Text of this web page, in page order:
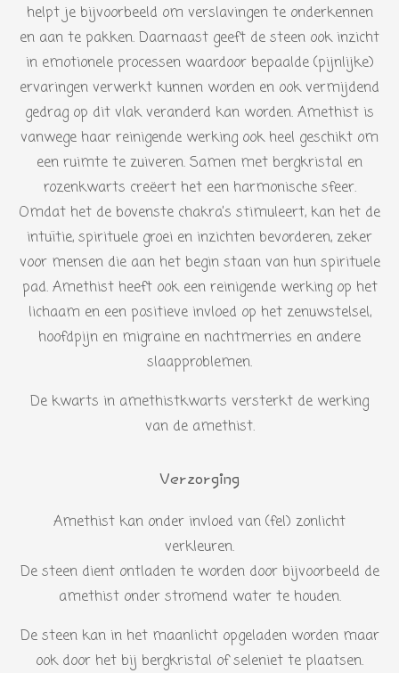
helpt je bijvoorbeeld om verslavingen te onderkennen
en aan te pakken. Daarnaast geeft de steen ook inzicht
in emotionele processen waardoor bepaalde (pijnlijke)
ervaringen verwerkt kunnen worden en ook vermijdend
gedrag op dit vlak veranderd kan worden. Amethist is
vanwege haar reinigende werking ook heel geschikt om
een ruimte te zuiveren. Samen met bergkristal en
rozenkwarts creëert het een harmonische sfeer.
Omdat het de bovenste chakra’s stimuleert, kan het de
intuïtie, spirituele groei en inzichten bevorderen, zeker
voor mensen die aan het begin staan van hun spirituele
pad. Amethist heeft ook een reinigende werking op het
lichaam en een positieve invloed op het zenuwstelsel,
hoofdpijn en migraine en nachtmerries en andere
slaapproblemen.
De kwarts in amethistkwarts versterkt de werking
van de amethist.
Verzorging
Amethist kan onder invloed van (fel) zonlicht
verkleuren.
De steen dient ontladen te worden door bijvoorbeeld de
amethist onder stromend water te houden.
De steen kan in het maanlicht opgeladen worden maar
ook door het bij bergkristal of seleniet te plaatsen.